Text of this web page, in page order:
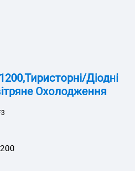
Діодні
Охолодження